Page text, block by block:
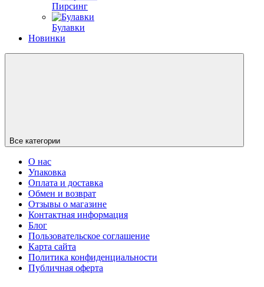
Пирсинг
Булавки
Новинки
Все категории
О нас
Упаковка
Оплата и доставка
Обмен и возврат
Отзывы о магазине
Контактная информация
Блог
Пользовательское соглашение
Карта сайта
Политика конфиденциальности
Публичная оферта